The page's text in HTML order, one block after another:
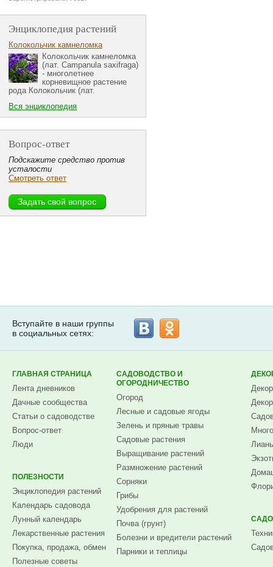
Энциклопедия растений
Колокольчик камнеломка
Колокольчик камнеломка
(лат. Campanula saxifraga)
- многолетнее
корневищное растение
рода Колокольчик (лат.
Вся энциклопедия
Вопрос-ответ
Подскажите средство против
усталости
Смотреть ответ
Вступайте в наши группы
в социальных сетях:
ГЛАВНАЯ СТРАНИЦА
Лента дневников
Дачные сообщества
Статьи о садоводстве
Вопрос-ответ
Люди
ПОЛЕЗНОСТИ
Энциклопедия растений
Календарь садовода
Лунный календарь
Лекарственные растения
Покупка, продажа, обмен
Полезные советы
САДОВОДСТВО И
ОГОРОДНИЧЕСТВО
Огород
Лесные и садовые ягоды
Зелень и пряные травы
Садовые растения
Выращивание растений
Размножение растений
Сорняки
Грибы
Удобрения для растений
Почва (грунт)
Болезни и вредители растений
Парники и теплицы